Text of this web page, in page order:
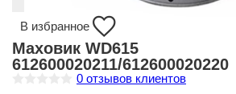
В избранное
Маховик WD615
612600020211/612600020220
0 отзывов клиентов